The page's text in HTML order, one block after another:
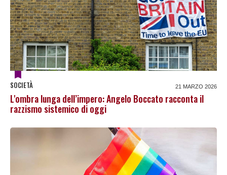
SOCIETÀ 21 MARZO 2026
L'ombra lunga dell’impero: Angelo Boccato racconta il
razzismo sistemico di oggi